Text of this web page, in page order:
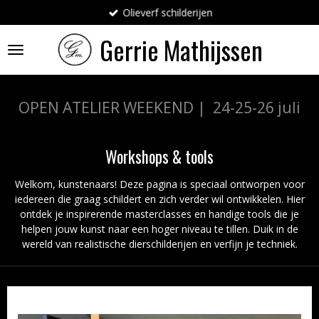
direct
naar
de
hoofdinhoud
Gerrie Mathijssen
Olieverf schilderijen
OPEN ATELIER WEEKEND | 24-25-26 juli
Workshops & tools
Welkom, kunstenaars! Deze pagina is speciaal ontworpen voor
iedereen die graag schildert en zich verder wil ontwikkelen. Hier
ontdek je inspirerende masterclasses en handige tools die je
helpen jouw kunst naar een hoger niveau te tillen. Duik in de
wereld van realistische dierschilderijen en verfijn je techniek.